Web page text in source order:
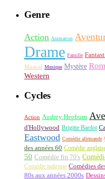
Genre
Action Animation
Drame Famille
Musical Musique Mystère
Western
Cycles
Action Audrey Hepburn
d'Hollywood Brigitte Bardot
Eastwood Comédie allemande
des années 60 Comédie
50 Comédie fin 70's
Comédie italienne Comédies
80s aux années 2000s